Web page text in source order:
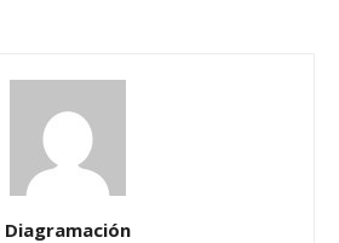
Diagramación